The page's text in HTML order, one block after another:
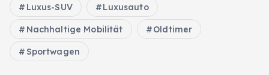
Luxus-SUV Luxusauto
Nachhaltige Mobilität Oldtimer
Sportwagen